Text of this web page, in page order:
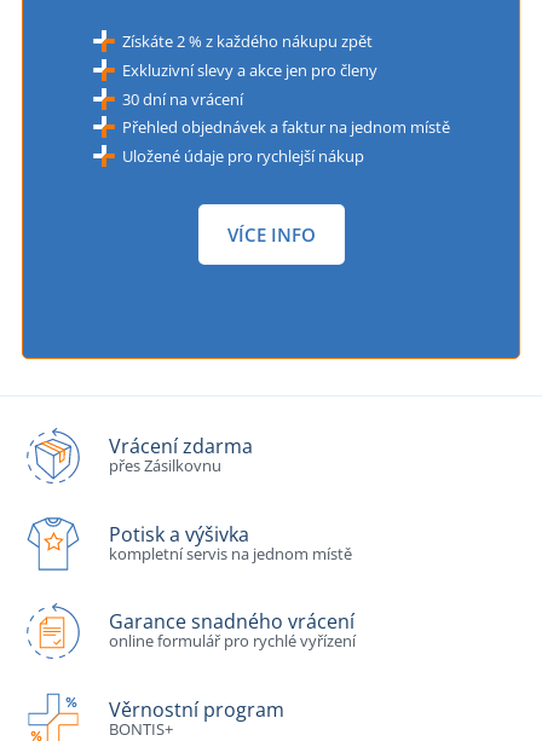
Získáte 2 % z každého nákupu zpět
Exkluzivní slevy a akce jen pro členy
30 dní na vrácení
Přehled objednávek a faktur na jednom místě
Uložené údaje pro rychlejší nákup
VÍCE INFO
Vrácení zdarma
přes Zásilkovnu
Potisk a výšivka
kompletní servis na jednom místě
Garance snadného vrácení
online formulář pro rychlé vyřízení
Věrnostní program
BONTIS+